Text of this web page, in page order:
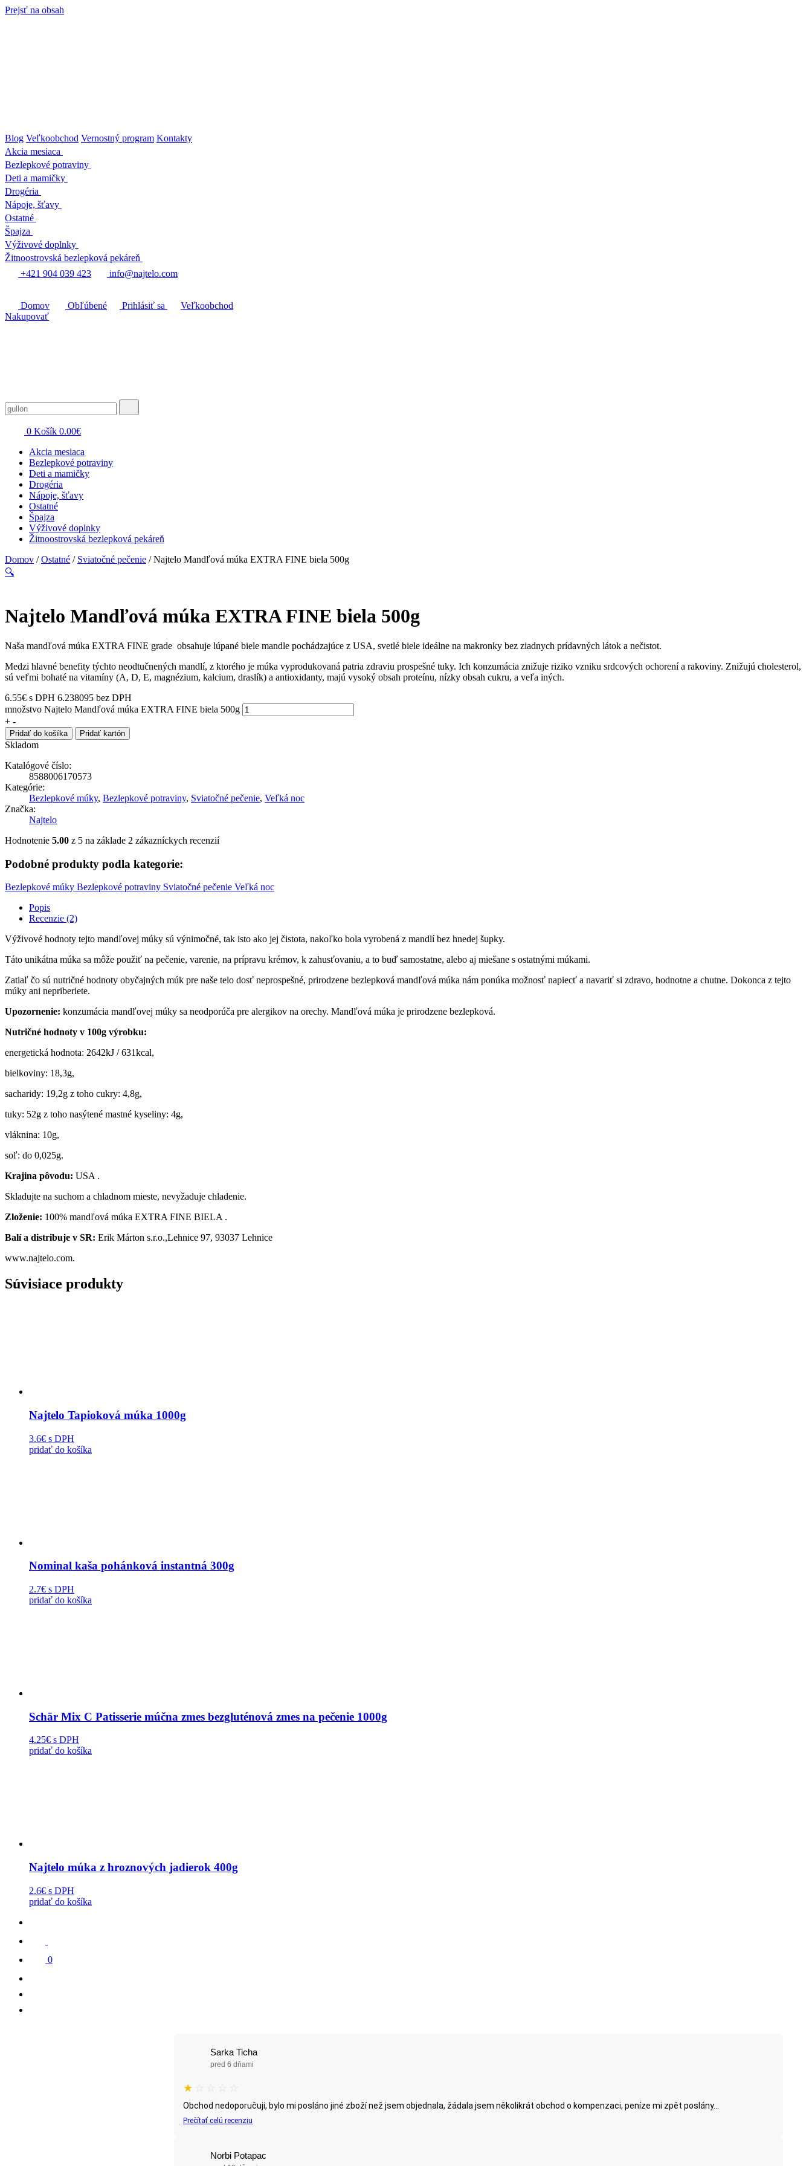
Prejsť na obsah
Blog Veľkoobchod Vernostný program Kontakty
Akcia mesiaca
Bezlepkové potraviny
Deti a mamičky
Drogéria
Nápoje, šťavy
Ostatné
Špajza
Výživové doplnky
Žitnoostrovská bezlepková pekáreň
+421 904 039 423
info@najtelo.com
Domov Obľúbené Prihlásiť sa
Veľkoobchod
Nakupovať
0 Košík 0.00€
Akcia mesiaca
Bezlepkové potraviny
Deti a mamičky
Drogéria
Nápoje, šťavy
Ostatné
Špajza
Výživové doplnky
Žitnoostrovská bezlepková pekáreň
Domov /Ostatné / Sviatočné pečenie / Najtelo Mandľová múka EXTRA FINE biela 500g
🔍
Najtelo Mandľová múka EXTRA FINE biela 500g
Naša mandľová múka EXTRA FINE grade obsahuje lúpané biele mandle pochádzajúce z USA, svetlé biele ideálne na makronky bez ziadnych prídavných látok a nečistot.
Medzi hlavné benefity týchto neodtučnených mandlí, z ktorého je múka vyprodukovaná patria zdraviu prospešné tuky. Ich konzumácia znižuje riziko vzniku srdcových ochorení a rakoviny. Znižujú cholesterol,
sú veľmi bohaté na vitamíny (A, D, E, magnézium, kalcium, draslík) a antioxidanty, majú vysoký obsah proteínu, nízky obsah cukru, a veľa iných.
6.55€ s DPH 6.238095 bez DPH
množstvo Najtelo Mandľová múka EXTRA FINE biela 500g
+ -
Pridať do košíka Pridať kartón
Skladom
Katalógové číslo:
8588006170573
Kategórie:
Bezlepkové múky, Bezlepkové potraviny, Sviatočné pečenie, Veľká noc
Značka:
Najtelo
Hodnotenie 5.00 z 5 na základe 2 zákazníckych recenzií
Podobné produkty podla kategorie:
Bezlepkové múky Bezlepkové potraviny Sviatočné pečenie Veľká noc
Popis
Recenzie (2)
Výživové hodnoty tejto mandľovej múky sú výnimočné, tak isto ako jej čistota, nakoľko bola vyrobená z mandlí bez hnedej šupky.
Táto unikátna múka sa môže použiť na pečenie, varenie, na prípravu krémov, k zahusťovaniu, a to buď samostatne, alebo aj miešane s ostatnými múkami.
Zatiaľ čo sú nutričné hodnoty obyčajných múk pre naše telo dosť neprospešné, prirodzene bezlepková mandľová múka nám ponúka možnosť napiecť a navariť si zdravo, hodnotne a chutne. Dokonca z tejto
múky ani nepriberiete.
Upozornenie: konzumácia mandľovej múky sa neodporúča pre alergikov na orechy. Mandľová múka je prirodzene bezlepková.
Nutričné hodnoty v 100g výrobku:
energetická hodnota: 2642kJ / 631kcal,
bielkoviny: 18,3g,
sacharidy: 19,2g z toho cukry: 4,8g,
tuky: 52g z toho nasýtené mastné kyseliny: 4g,
vláknina: 10g,
soľ: do 0,025g.
Krajina pôvodu: USA .
Skladujte na suchom a chladnom mieste, nevyžaduje chladenie.
Zloženie: 100% mandľová múka EXTRA FINE BIELA .
Balí a distribuje v SR: Erik Márton s.r.o.,Lehnice 97, 93037 Lehnice
www.najtelo.com.
Súvisiace produkty
Najtelo Tapioková múka 1000g
3.6€ s DPH
pridať do košíka
Nominal kaša pohánková instantná 300g
2.7€ s DPH
pridať do košíka
Schär Mix C Patisserie múčna zmes bezgluténová zmes na pečenie 1000g
4.25€ s DPH
pridať do košíka
Najtelo múka z hroznových jadierok 400g
2.6€ s DPH
pridať do košíka
0
Sarka Ticha
pred 6 dňami
★ ☆ ☆ ☆ ☆
Obchod nedoporučuji, bylo mi posláno jiné zboží než jsem objednala, žádala jsem několikrát obchod o kompenzaci, peníze mi zpět poslány...
Prečítať celú recenziu
Norbi Potapac